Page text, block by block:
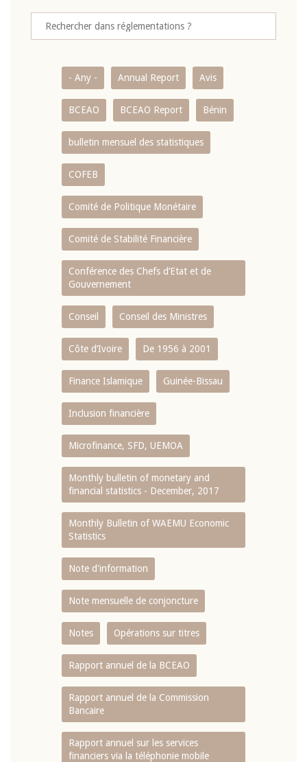
- Any - Annual Report Avis
BCEAO BCEAO Report Bénin
bulletin mensuel des statistiques
COFEB
Comité de Politique Monétaire
Comité de Stabilité Financière
Conférence des Chefs d’Etat et de
Gouvernement
Conseil Conseil des Ministres
Côte d’Ivoire De 1956 à 2001
Finance Islamique Guinée-Bissau
Inclusion financière
Microfinance, SFD, UEMOA
Monthly bulletin of monetary and
financial statistics - December, 2017
Monthly Bulletin of WAEMU Economic
Statistics
Note d'information
Note mensuelle de conjoncture
Notes Opérations sur titres
Rapport annuel de la BCEAO
Rapport annuel de la Commission
Bancaire
Rapport annuel sur les services
financiers via la téléphonie mobile